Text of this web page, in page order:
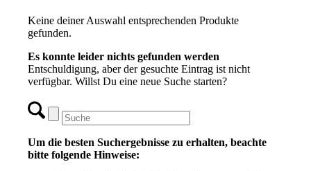
Keine deiner Auswahl entsprechenden Produkte
gefunden.
Es konnte leider nichts gefunden werden
Entschuldigung, aber der gesuchte Eintrag ist nicht
verfügbar. Willst Du eine neue Suche starten?
Um die besten Suchergebnisse zu erhalten, beachte
bitte folgende Hinweise: